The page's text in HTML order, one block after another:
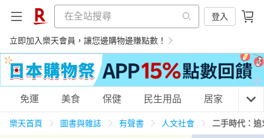
登入
立即加入樂天會員，讓您邊購物邊賺點數！
購物網分類
免運 美食 保健 民生用品 居家 3C
樂天首頁 圖書與雜誌 有聲書 人文社會 二手時代：